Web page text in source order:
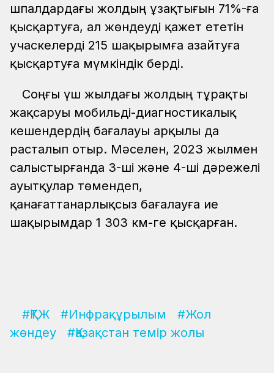
шпалдардағы жолдың ұзақтығын 71%-ға
қысқартуға, ал жөндеуді қажет ететін
учаскелерді 215 шақырымға азайтуға
қысқартуға мүмкіндік берді.
Соңғы үш жылдағы жолдың тұрақты
жақсаруы мобильді-диагностикалық
кешендердің бағалауы арқылы да
расталып отыр. Мәселен, 2023 жылмен
салыстырғанда 3-ші және 4-ші дәрежелі
ауытқулар төмендеп,
қанағаттанарлықсыз бағалауға ие
шақырымдар 1 303 км-ге қысқарған.
#ҚТЖ #Инфрақұрылым
#Жол
жөндеу
#Қазақстан темір жолы